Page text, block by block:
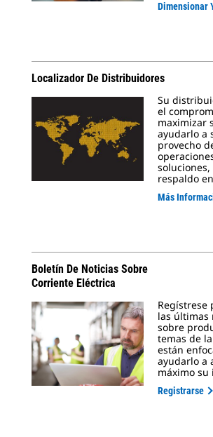
Dimensionar
Localizador De Distribuidores
Su
el
maximizar
ayudarlo a
provecho
respaldo
Más
Boletín De Noticias Sobre
Corriente Eléctrica
Regístrese
las últimas
sobre
temas de
están
ayudarlo a
máximo su
Registrarse